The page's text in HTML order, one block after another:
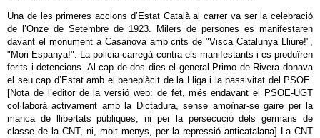
Una de les primeres accions d’Estat Català al carrer va ser la celebració
de l’Onze de Setembre de 1923. Milers de persones es manifestaren
davant el monument a Casanova amb crits de "Visca Catalunya Lliure!",
"Mori Espanya!". La policia carregà contra els manifestants i es produïren
ferits i detencions. Al cap de dos dies el general Primo de Rivera donava
el seu cap d’Estat amb el beneplàcit de la Lliga i la passivitat del PSOE.
[Nota de l’editor de la versió web: de fet, més endavant el PSOE-UGT
col·laborà activament amb la Dictadura, sense amoïnar-se gaire per la
manca de llibertats públiques, ni per la persecució dels germans de
classe de la CNT, ni, molt menys, per la repressió anticatalana] La CNT